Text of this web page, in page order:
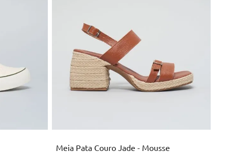
Meia Pata Couro Jade - Mousse